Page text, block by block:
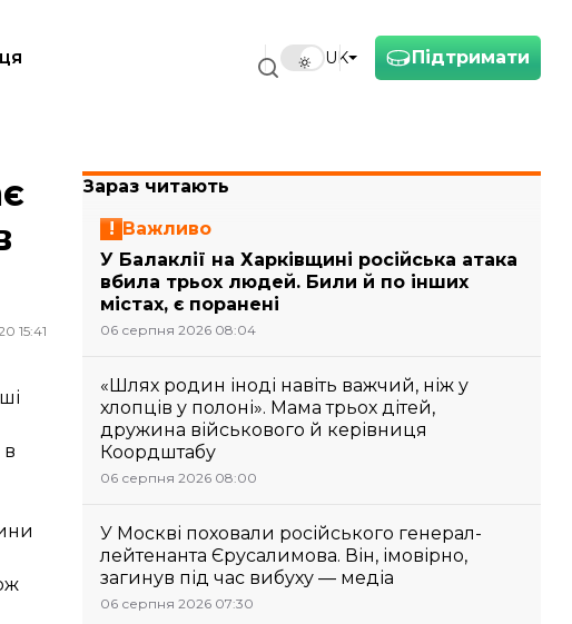
Підтримати
UK
15:41
в
Зараз читають
Важливо
У Балаклії на Харківщині російська атака
вбила трьох людей. Били й по інших
містах, є поранені
06 серпня 2026 08:04
«Шлях родин іноді навіть важчий, ніж у
хлопців у полоні». Мама трьох дітей,
дружина військового й керівниця
Коордштабу
06 серпня 2026 08:00
У Москві поховали російського генерал-
лейтенанта Єрусалимова. Він, імовірно,
загинув під час вибуху — медіа
06 серпня 2026 07:30